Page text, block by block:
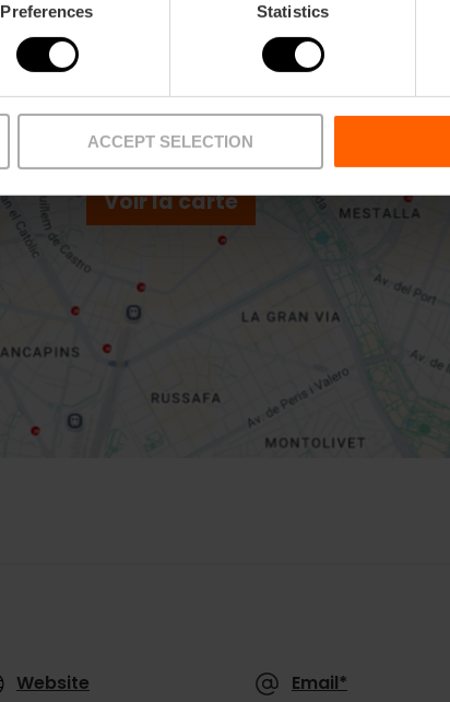
Preferences Statistics
ACCEPT SELECTION
Voir la carte
Website Email*